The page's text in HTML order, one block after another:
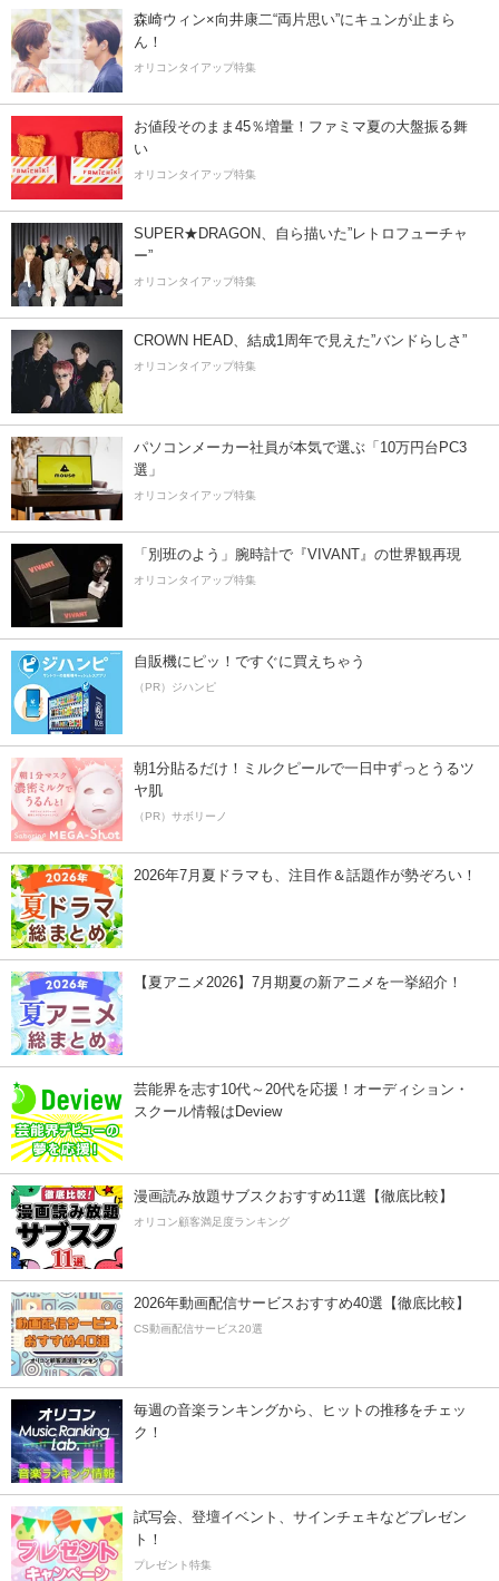
森崎ウィン×向井康二“両片思い”にキュンが止まら
ん！
オリコンタイアップ特集
お値段そのまま45％増量！ファミマ夏の大盤振る舞
い
オリコンタイアップ特集
SUPER★DRAGON、自ら描いた”レトロフューチャ
ー”
オリコンタイアップ特集
CROWN HEAD、結成1周年で見えた”バンドらしさ”
オリコンタイアップ特集
パソコンメーカー社員が本気で選ぶ「10万円台PC3
選」
オリコンタイアップ特集
「別班のよう」腕時計で『VIVANT』の世界観再現
オリコンタイアップ特集
自販機にピッ！ですぐに買えちゃう
（PR）ジハンピ
朝1分貼るだけ！ミルクピールで一日中ずっとうるツ
ヤ肌
（PR）サボリーノ
2026年7月夏ドラマも、注目作＆話題作が勢ぞろい！
【夏アニメ2026】7月期夏の新アニメを一挙紹介！
芸能界を志す10代～20代を応援！オーディション・
スクール情報はDeview
漫画読み放題サブスクおすすめ11選【徹底比較】
オリコン顧客満足度ランキング
2026年動画配信サービスおすすめ40選【徹底比較】
CS動画配信サービス20選
毎週の音楽ランキングから、ヒットの推移をチェッ
ク！
試写会、登壇イベント、サインチェキなどプレゼン
ト！
プレゼント特集